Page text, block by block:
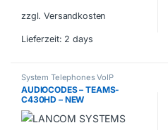
zzgl. Versandkosten
Lieferzeit: 2 days
System Telephones VoIP
AUDIOCODES – TEAMS-
C430HD – NEW